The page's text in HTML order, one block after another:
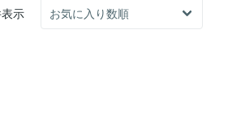
示